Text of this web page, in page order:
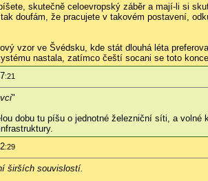
skutečně celoevropský záběr a mají-li si
doufám, že pracujete v takovém postavení,
vzor ve Švédsku, kde stát dlouhá léta
nastala, zatímco čeští socani se toto
:21
"
dobu tu píšu o jednotné železniční síti, a
:29
širších souvislostí.